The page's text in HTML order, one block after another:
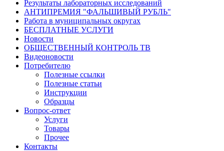
Результаты лабораторных исследований
АНТИПРЕМИЯ "ФАЛЬШИВЫЙ РУБЛЬ"
Работа в муниципальных округах
БЕСПЛАТНЫЕ УСЛУГИ
Новости
ОБЩЕСТВЕННЫЙ КОНТРОЛЬ ТВ
Видеоновости
Потребителю
Полезные ссылки
Полезные статьи
Инструкции
Образцы
Вопрос-ответ
Услуги
Товары
Прочее
Контакты